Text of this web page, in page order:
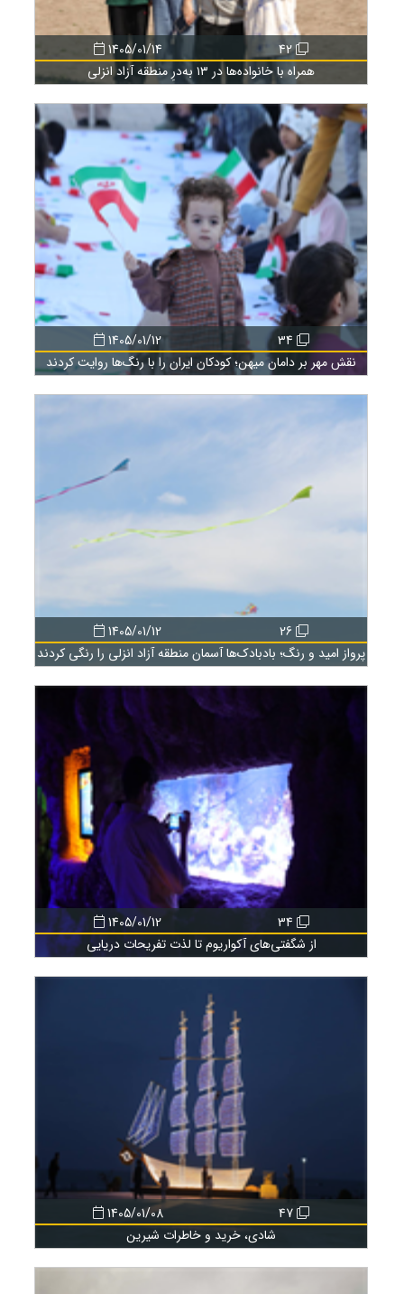
42
1405/01/14
همراه با خانواده‌ها در ۱۳ به‌درِ منطقه آزاد انزلی
1405/01/12
نقش مهر بر دامان میهن؛ کودکان ایران را با رنگ‌ها روایت کردند
1405/01/12
پرواز امید و رنگ؛ بادبادک‌ها آسمان منطقه آزاد انزلی را رنگی کردند
1405/01/12
از شگفتی‌های آکواریوم تا لذت تفریحات دریایی
1405/01/08
شادی، خرید و خاطرات شیرین